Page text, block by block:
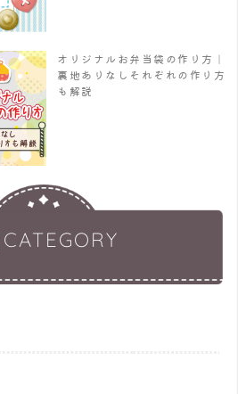
オリジナルお弁当袋の作り方｜
裏地ありなしそれぞれの作り方
も解説
CATEGORY